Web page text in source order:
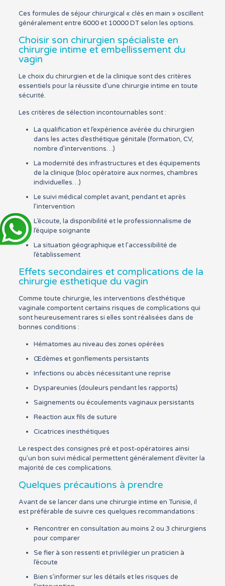
Ces formules de séjour chirurgical « clés en main » oscillent
généralement entre 6000 et 10000 DT selon les options.
Choisir son chirurgien spécialiste en
chirurgie intime et embellissement du
vagin
Le choix du chirurgien et de la clinique sont des critères
essentiels pour la réussite d’une chirurgie intime en toute
sécurité.
Les critères de sélection incontournables sont :
La qualification et l’expérience avérée du chirurgien
dans les actes d’esthétique génitale (formation, CV,
nombre d’interventions…)
La modernité des infrastructures et des équipements
de la clinique (bloc opératoire aux normes, chambres
individuelles…)
Le suivi médical complet avant, pendant et après
l’intervention
L’écoute, la disponibilité et le professionnalisme de
l’équipe soignante
La situation géographique et l’accessibilité de
l’établissement
Effets secondaires et complications de la
chirurgie esthetique du vagin
Comme toute chirurgie, les interventions d’esthétique
vaginale comportent certains risques de complications qui
sont heureusement rares si elles sont réalisées dans de
bonnes conditions :
Hématomes au niveau des zones opérées
Œdèmes et gonflements persistants
Infections ou abcès nécessitant une reprise
Dyspareunies (douleurs pendant les rapports)
Saignements ou écoulements vaginaux persistants
Reaction aux fils de suture
Cicatrices inesthétiques
Le respect des consignes pré et post-opératoires ainsi
qu’un bon suivi médical permettent généralement d’éviter la
majorité de ces complications.
Quelques précautions à prendre
Avant de se lancer dans une chirurgie intime en Tunisie, il
est préférable de suivre ces quelques recommandations :
Rencontrer en consultation au moins 2 ou 3 chirurgiens
pour comparer
Se fier à son ressenti et privilégier un praticien à
l’écoute
Bien s’informer sur les détails et les risques de